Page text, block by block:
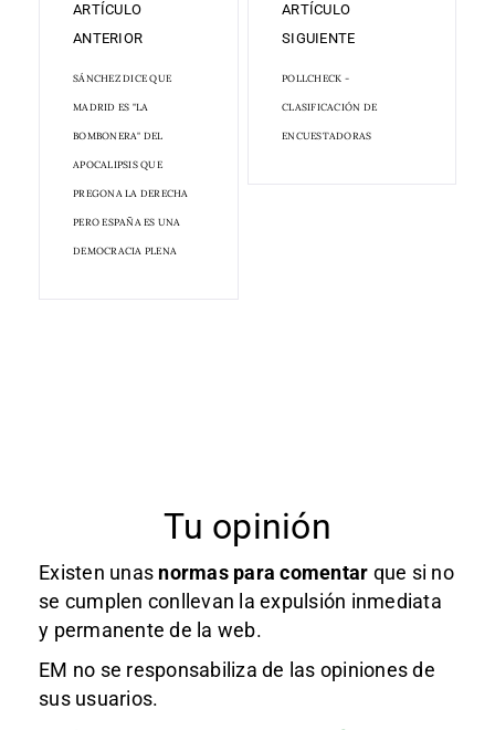
ARTÍCULO
ANTERIOR
SÁNCHEZ DICE QUE
MADRID ES "LA
BOMBONERA" DEL
APOCALIPSIS QUE
PREGONA LA DERECHA
PERO ESPAÑA ES UNA
DEMOCRACIA PLENA
ARTÍCULO
SIGUIENTE
POLLCHECK -
CLASIFICACIÓN DE
ENCUESTADORAS
Tu opinión
Existen unas normas para comentar que si no
se cumplen conllevan la expulsión inmediata
y permanente de la web.
EM no se responsabiliza de las opiniones de
sus usuarios.